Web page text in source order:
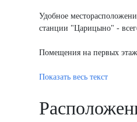
Удобное
станции "Царицыно" -
Помещения на первых
Корпус 1, секция 3,
Общая площадь: 109,17
Показать весь текст